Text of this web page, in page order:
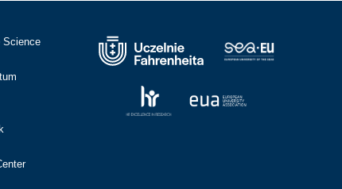
Science